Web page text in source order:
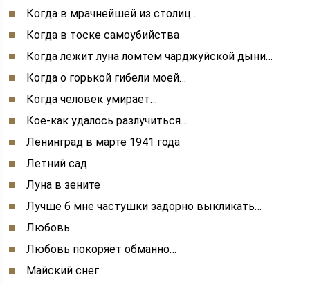
Когда в мрачнейшей из столиц…
Когда в тоске самоубийства
Когда лежит луна ломтем чарджуйской дыни…
Когда о горькой гибели моей…
Когда человек умирает…
Кое-как удалось разлучиться…
Ленинград в марте 1941 года
Летний сад
Луна в зените
Лучше б мне частушки задорно выкликать…
Любовь
Любовь покоряет обманно…
Майский снег